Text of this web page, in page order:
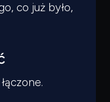
co już było,